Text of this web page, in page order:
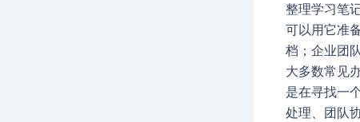
整理学习笔
可以用它准
档；企业团
大多数常见
是在寻找一
处理、团队